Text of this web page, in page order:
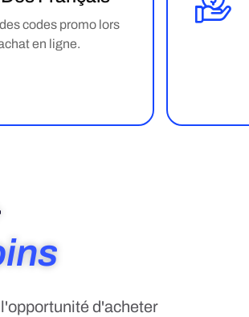
codes promo lors
en ligne.
d'acheter